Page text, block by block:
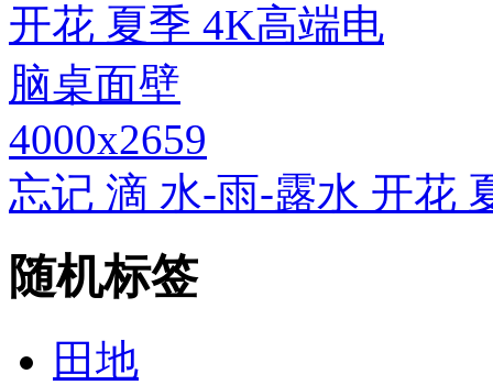
4000x2659
忘记 滴 水-雨-露水 开花
随机标签
田地